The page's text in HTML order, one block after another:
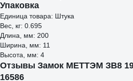
Упаковка
Единица товара: Штука
Вес, кг: 0.695
Длина, мм: 200
Ширина, мм: 11
Высота, мм: 4
Отзывы Замок МЕТТЭМ ЗВ8
16586